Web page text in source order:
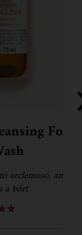
arclemosó, amely
a bőrt